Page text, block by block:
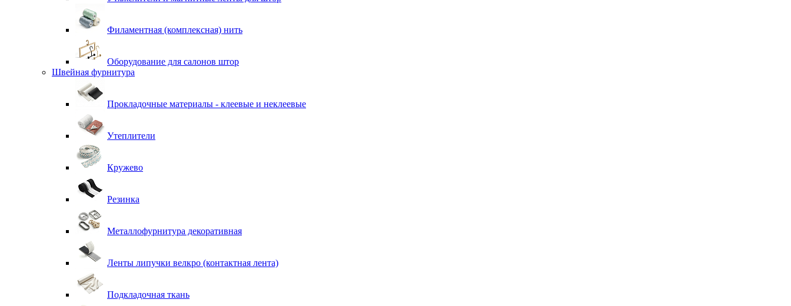
Филаментная (комплексная) нить
Оборудование для салонов штор
Швейная фурнитура
Прокладочные материалы - клеевые и неклеевые
Утеплители
Кружево
Резинка
Металлофурнитура декоративная
Ленты липучки велкро (контактная лента)
Подкладочная ткань